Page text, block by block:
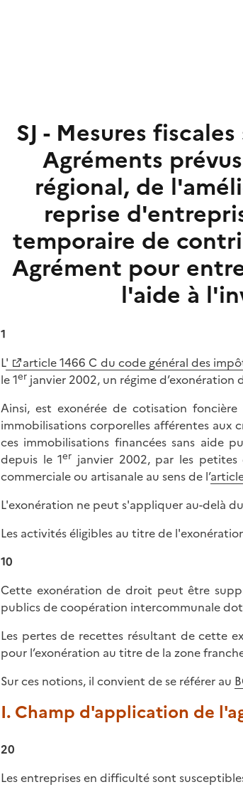
SJ - Mesures
Agréments
régional, de
reprise
temporaire de
Agrément pour
l'aide à
1
L' article 1466 C du code général des
le 1er janvier 2002, un régime
Ainsi, est exonérée de cotisation
immobilisations corporelles afférentes aux
ces immobilisations financées sans aide
depuis le 1er janvier 2002, par les petites
commerciale ou artisanale au sens de l’
L'exonération ne peut s'appliquer au-delà
Les activités éligibles au titre de
10
Cette exonération de droit peut être
publics de coopération intercommunale
Les pertes de recettes résultant de cette
pour l’exonération au titre de la zone
Sur ces notions, il convient de se référer au
I. Champ d'application de
20
Les entreprises en difficulté sont